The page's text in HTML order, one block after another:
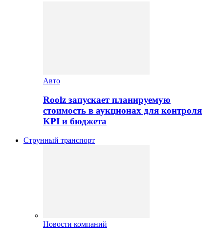
Авто
Roolz запускает планируемую
стоимость в аукционах для контроля
KPI и бюджета
Струнный транспорт
Новости компаний